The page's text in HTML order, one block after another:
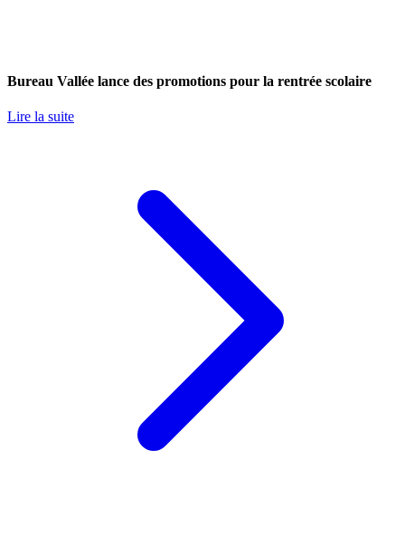
Bureau Vallée lance des promotions pour la rentrée scolaire
Lire la suite